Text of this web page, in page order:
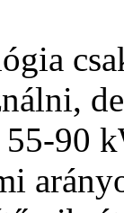
90